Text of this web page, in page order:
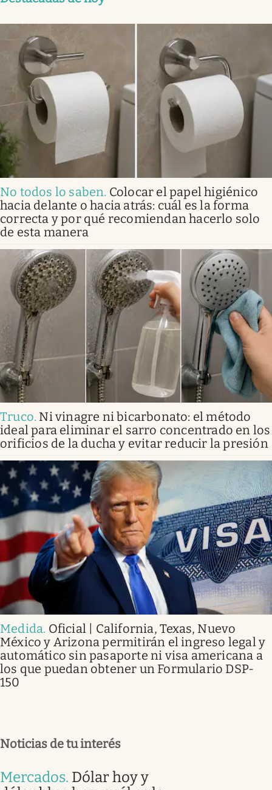
No todos lo saben. Colocar el papel higiénico
hacia delante o hacia atrás: cuál es la forma
correcta y por qué recomiendan hacerlo solo
de esta manera
Truco. Ni vinagre ni bicarbonato: el método
ideal para eliminar el sarro concentrado en los
orificios de la ducha y evitar reducir la presión
Medida. Oficial | California, Texas, Nuevo
México y Arizona permitirán el ingreso legal y
automático sin pasaporte ni visa americana a
los que puedan obtener un Formulario DSP-
150
Noticias de tu interés
Mercados. Dólar hoy y